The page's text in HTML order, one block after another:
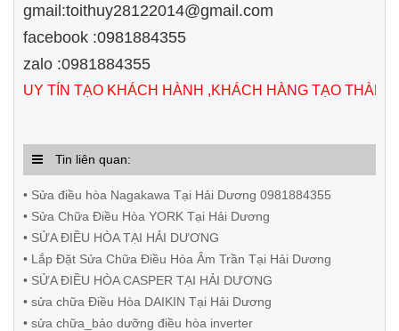
gmail:toithuy28122014@gmail.com
facebook :0981884355
zalo :0981884355
UY TÍN TẠO KHÁCH HÀNH ,KHÁCH HÀNG TẠO THÀNH
Tin liên quan:
• Sửa điều hòa Nagakawa Tại Hải Dương 0981884355
• Sửa Chữa Điều Hòa YORK Tại Hải Dương
• SỬA ĐIỀU HÒA TẠI HẢI DƯƠNG
• Lắp Đặt Sửa Chữa Điều Hòa Âm Trần Tại Hải Dương
• SỬA ĐIỀU HÒA CASPER TẠI HẢI DƯƠNG
• sửa chữa Điều Hòa DAIKIN Tại Hải Dương
• sửa chữa_bảo dưỡng điều hòa inverter